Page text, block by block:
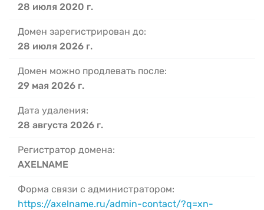
28 июля 2020 г.
Домен зарегистрирован до:
28 июля 2026 г.
Домен можно продлевать после:
29 мая 2026 г.
Дата удаления:
28 августа 2026 г.
Регистратор домена:
AXELNAME
Форма связи с администратором:
https://axelname.ru/admin-contact/?q=xn-